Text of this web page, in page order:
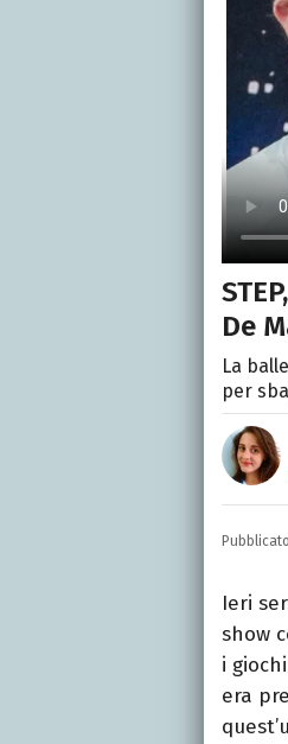
De
La
per
Ieri
show
i
era